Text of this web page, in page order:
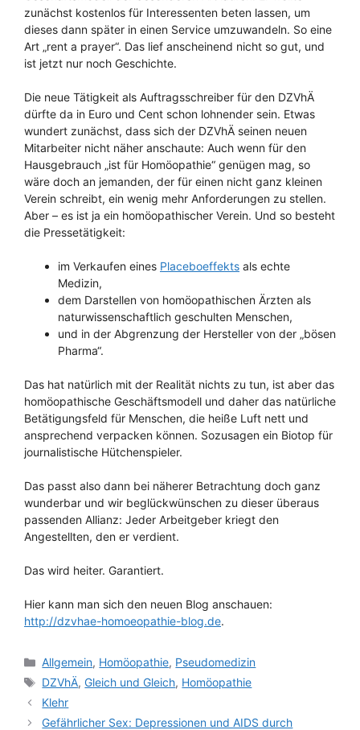
zunächst kostenlos für Interessenten beten lassen, um
dieses dann später in einen Service umzuwandeln. So eine
Art „rent a prayer“. Das lief anscheinend nicht so gut, und
ist jetzt nur noch Geschichte.
Die neue Tätigkeit als Auftragsschreiber für den DZVhÄ
dürfte da in Euro und Cent schon lohnender sein. Etwas
wundert zunächst, dass sich der DZVhÄ seinen neuen
Mitarbeiter nicht näher anschaute: Auch wenn für den
Hausgebrauch „ist für Homöopathie“ genügen mag, so
wäre doch an jemanden, der für einen nicht ganz kleinen
Verein schreibt, ein wenig mehr Anforderungen zu stellen.
Aber – es ist ja ein homöopathischer Verein. Und so besteht
die Pressetätigkeit:
im Verkaufen eines Placeboeffekts als echte
Medizin,
dem Darstellen von homöopathischen Ärzten als
naturwissenschaftlich geschulten Menschen,
und in der Abgrenzung der Hersteller von der „bösen
Pharma“.
Das hat natürlich mit der Realität nichts zu tun, ist aber das
homöopathische Geschäftsmodell und daher das natürliche
Betätigungsfeld für Menschen, die heiße Luft nett und
ansprechend verpacken können. Sozusagen ein Biotop für
journalistische Hütchenspieler.
Das passt also dann bei näherer Betrachtung doch ganz
wunderbar und wir beglückwünschen zu dieser überaus
passenden Allianz: Jeder Arbeitgeber kriegt den
Angestellten, den er verdient.
Das wird heiter. Garantiert.
Hier kann man sich den neuen Blog anschauen:
http://dzvhae-homoeopathie-blog.de.
Kategorien
Allgemein, Homöopathie, Pseudomedizin
Schlagwörter
DZVhÄ,Gleich und Gleich, Homöopathie
Klehr
Gefährlicher Sex: Depressionen und AIDS durch